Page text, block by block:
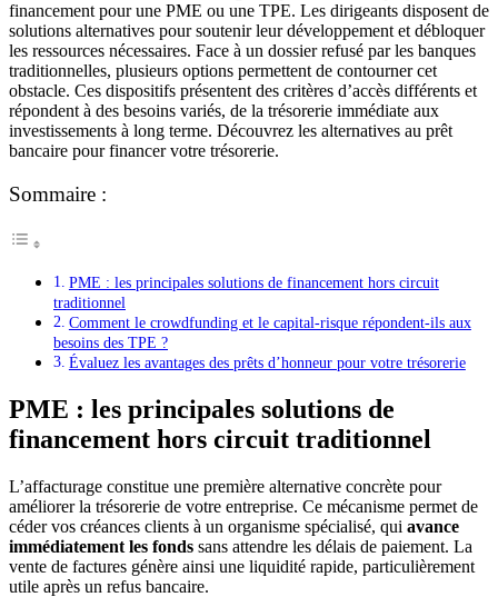
financement pour une PME ou une TPE. Les dirigeants disposent de
solutions alternatives pour soutenir leur développement et débloquer
les ressources nécessaires. Face à un dossier refusé par les banques
traditionnelles, plusieurs options permettent de contourner cet
obstacle. Ces dispositifs présentent des critères d’accès différents et
répondent à des besoins variés, de la trésorerie immédiate aux
investissements à long terme. Découvrez les alternatives au prêt
bancaire pour financer votre trésorerie.
Sommaire :
PME : les principales solutions de financement hors circuit
traditionnel
Comment le crowdfunding et le capital-risque répondent-ils aux
besoins des TPE ?
Évaluez les avantages des prêts d’honneur pour votre trésorerie
PME : les principales solutions de
financement hors circuit traditionnel
L’affacturage constitue une première alternative concrète pour
améliorer la trésorerie de votre entreprise. Ce mécanisme permet de
céder vos créances clients à un organisme spécialisé, qui avance
immédiatement les fonds sans attendre les délais de paiement. La
vente de factures génère ainsi une liquidité rapide, particulièrement
utile après un refus bancaire.